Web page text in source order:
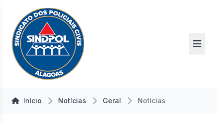
Início Notícias Geral Notícias